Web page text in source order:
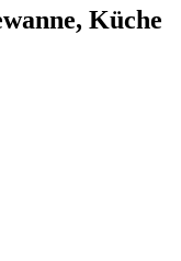
Küche